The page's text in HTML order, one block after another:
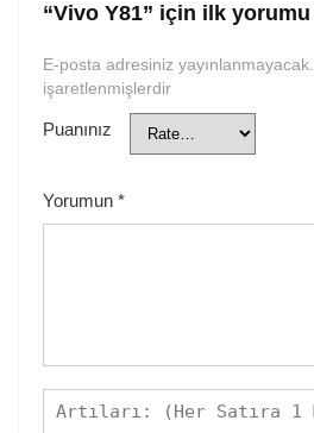
“Vivo Y81” için ilk yorumu
E-posta adresiniz yayınlanmayacak.
işaretlenmişlerdir
Puanınız
Yorumun *